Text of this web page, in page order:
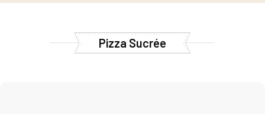
Pizza Sucrée